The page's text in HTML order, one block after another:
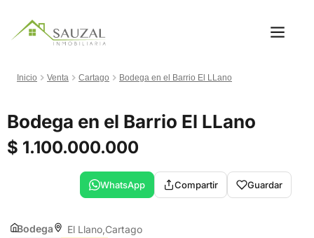
Inicio Venta Cartago Bodega en el Barrio El LLano
Bodega en el Barrio El LLano
$ 1.100.000.000
WhatsApp Compartir Guardar
Bodega El Llano Cartago